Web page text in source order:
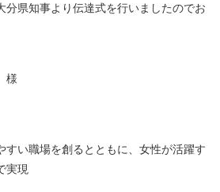
県知事より伝達式を行いましたのでお
様
すい職場を創るとともに、女性が活躍す
実現